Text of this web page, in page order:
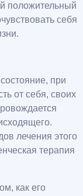
положительный
себя
при
от себя, своих
лечения этого
терапия
как его